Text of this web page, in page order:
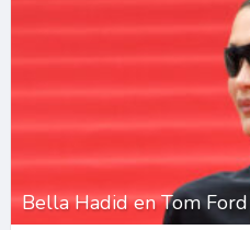
Bella Hadid en Tom Ford